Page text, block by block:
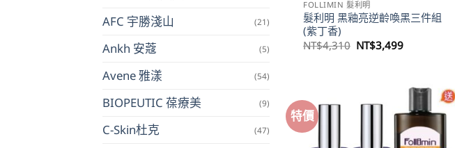
AFC 宇勝淺山 (21)
Ankh 安蔻 (5)
Avene 雅漾 (54)
BIOPEUTIC 葆療美 (9)
C-Skin杜克 (47)
FOLLIMIN 髮利明
髮利明 黑釉亮逆齡喚黑三件組
(紫丁香)
NT$4,310 原
NT$4,310。
NT$3,499目
NT$3,499。
特價